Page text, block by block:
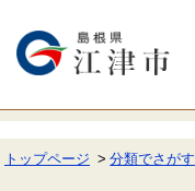
で
ば
本トップページ 分類でさがす